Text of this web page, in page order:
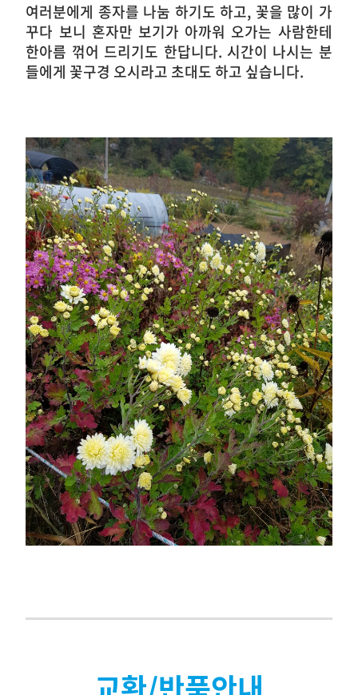
여러분에게 종자를 나눔 하기도 하고, 꽃을 많이 가
꾸다 보니 혼자만 보기가 아까워 오가는 사람한테
한아름 꺾어 드리기도 한답니다. 시간이 나시는 분
들에게 꽃구경 오시라고 초대도 하고 싶습니다.